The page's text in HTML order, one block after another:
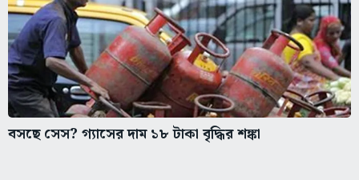
বসছে সেস? গ্যাসের দাম ১৮ টাকা বৃদ্ধির শঙ্কা